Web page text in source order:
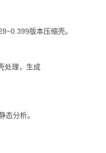
版本压缩壳。
处理，生成
态分析。